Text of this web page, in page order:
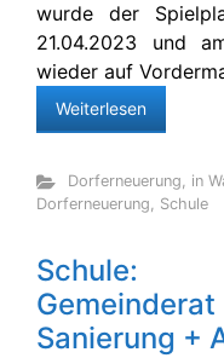
wurde der
21.04.2023 und
wieder auf
Weiterlesen
Dorferneuerung, in
Dorferneuerung, Schule
Schule:
Sanierung +